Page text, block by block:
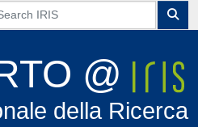
@
della Ricerca